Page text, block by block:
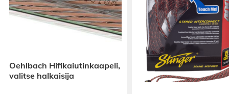
Subwoofereiden lisäksi voit päivittää myös
etukaiuttimesi. Saatavilla on kolme eri
Rainbow IL-C4.2C ( Classic ) on malliston
jo huimasti auton alkuperäisiä kaiuttimia
C4.2E ( Enchanced ) on paremmalla
kartiolla varustettu seuraava taso. Rainbow IL-
Oehlbach Hifikaiutinkaapeli,
valitse halkaisija